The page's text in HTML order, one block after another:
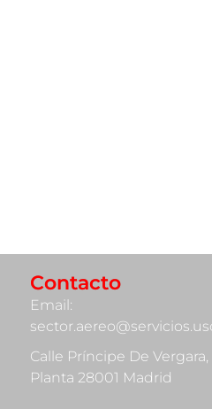
Contacto
Email:
Calle Príncipe De Vergara,
Planta 28001 Madrid